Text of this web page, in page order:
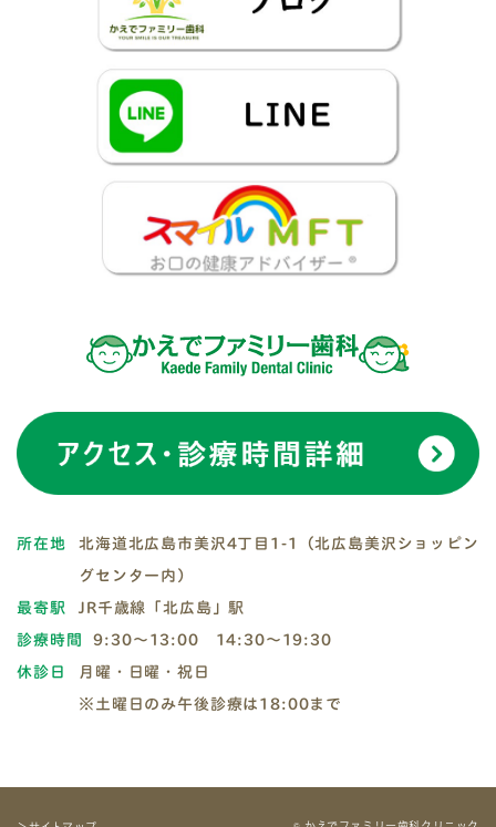
所在地 北海道北広島市美沢4丁目1-1（北広島美沢ショッピン
グセンター内）
最寄駅 JR千歳線「北広島」駅
診療時間 9:30～13:00 14:30～19:30
休診日 月曜・日曜・祝日
※土曜日のみ午後診療は18:00まで